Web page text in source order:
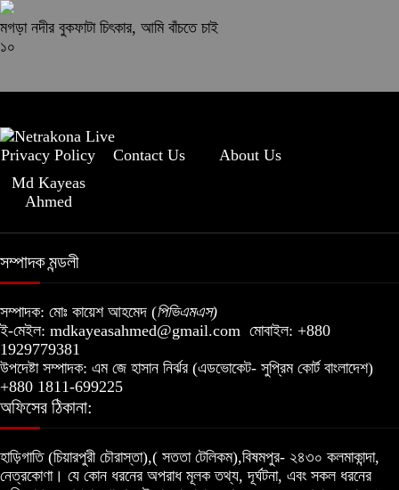
মগড়া নদীর বুকফাটা চিৎকার, আমি বাঁচতে চাই
১০
Privacy Policy Contact Us
About Us
Md Kayeas
Ahmed
সম্পাদক মন্ডলী
সম্পাদক: মোঃ কায়েশ আহমেদ (পিভিএমএস)
ই-মেইল: mdkayeasahmed@gmail.com মোবাইল: +880
1929779381
উপদেষ্টা সম্পাদক: এম জে হাসান নির্ঝর (এডভোকেট- সুপ্রিম কোর্ট বাংলাদেশ)
+880 1811-699225
অফিসের ঠিকানা:
হাড়িগাতি (চিয়ারপুরী চৌরাস্তা),( সততা টেলিকম),বিষমপুর- ২৪৩০ কলমাকান্দা,
নেত্রকোণা। যে কোন ধরনের অপরাধ মূলক তথ্য, দূর্ঘটনা, এবং সকল ধরনের